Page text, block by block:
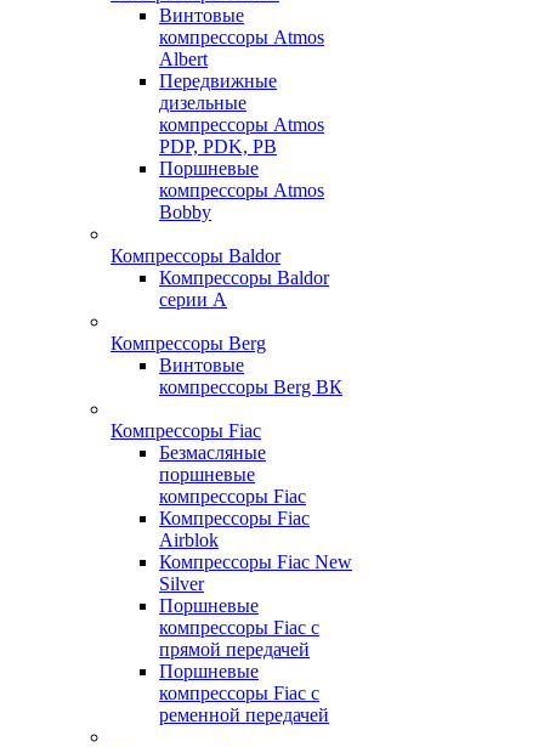
Винтовые
компрессоры Atmos
Albert
Передвижные
дизельные
компрессоры Atmos
PDP, PDK, PB
Поршневые
компрессоры Atmos
Bobby
Компрессоры Baldor
Компрессоры Baldor
серии A
Компрессоры Berg
Винтовые
компрессоры Berg ВК
Компрессоры Fiac
Безмасляные
поршневые
компрессоры Fiac
Компрессоры Fiac
Airblok
Компрессоры Fiac New
Silver
Поршневые
компрессоры Fiac с
прямой передачей
Поршневые
компрессоры Fiac с
ременной передачей